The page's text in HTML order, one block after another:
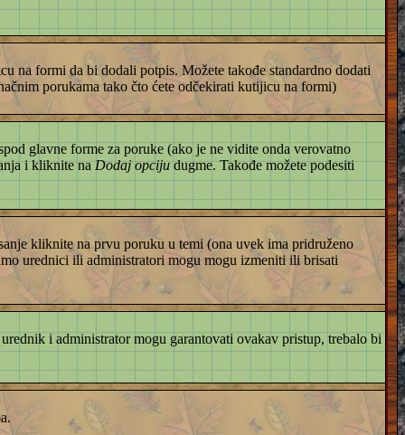
na formi da bi dodali potpis. Možete takođe standardno dodati
porukama tako čto ćete odčekirati kutijicu na formi)
glavne forme za poruke (ako je ne vidite onda verovatno
i kliknite na Dodaj opciju dugme. Takođe možete podesiti
kliknite na prvu poruku u temi (ona uvek ima pridruženo
urednici ili administratori mogu mogu izmeniti ili brisati
i administrator mogu garantovati ovakav pristup, trebalo bi